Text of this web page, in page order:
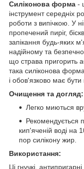
Силіконова форма -
інструмент середніх
роботи з випічкою. У
пропечений пиріг,
запікання будь-яких
надійному та
що страва пригорить
така силіконова
і обов'язково має бути
Очищення та догляд:
Легко миються
Рекомендується
кип'яченій воді на
пор силікону жир.
Використання:
Ці гнучкі,